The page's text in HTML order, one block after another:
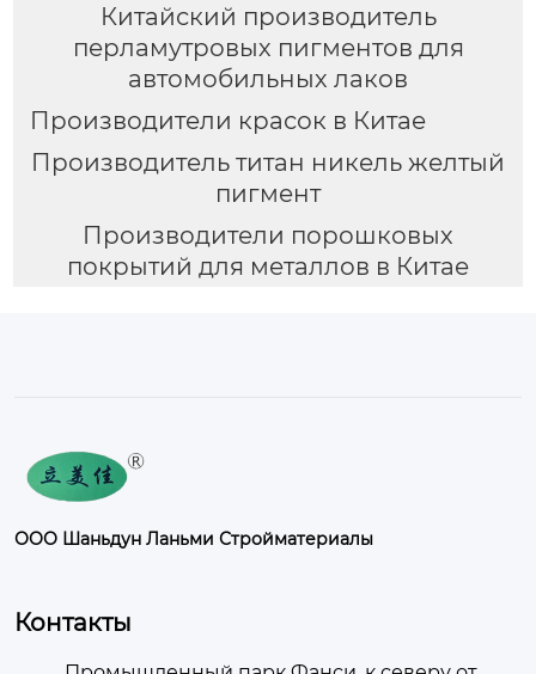
Китайский производитель
перламутровых пигментов для
автомобильных лаков
Производители красок в Китае
Производитель титан никель желтый
пигмент
Производители порошковых
покрытий для металлов в Китае
ООО Шаньдун Ланьми Стройматериалы
Контакты